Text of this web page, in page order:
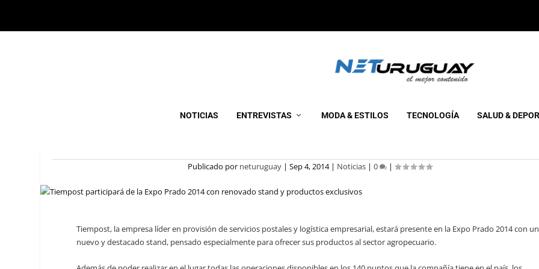
NOTICIAS ENTREVISTAS MODA & ESTILOS TECNOLOGÍA SALUD &
TIEMPOST PARTICIPARÁ DE LA EXPO PRADO 2014
Publicado por neturuguay| Sep 4, 2014| Noticias| 0 |
Tiempost, la empresa líder en provisión de servicios postales y logística empresarial, estará presente en la Expo Prado 2014 con un
nuevo y destacado stand, pensado especialmente para ofrecer sus productos al sector agropecuario.